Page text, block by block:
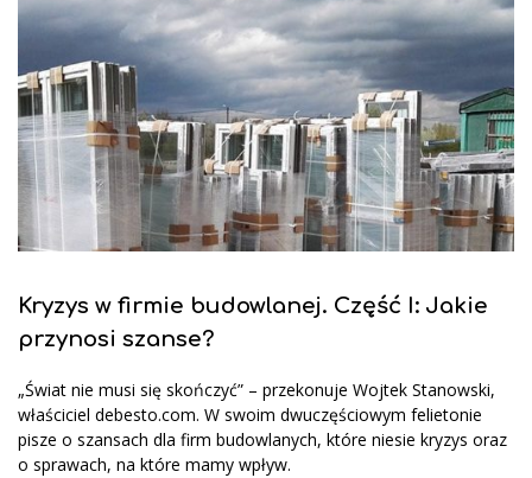
Kryzys w firmie budowlanej. Część I: Jakie
przynosi szanse?
„Świat nie musi się skończyć” – przekonuje Wojtek Stanowski,
właściciel debesto.com. W swoim dwuczęściowym felietonie
pisze o szansach dla firm budowlanych, które niesie kryzys oraz
o sprawach, na które mamy wpływ.